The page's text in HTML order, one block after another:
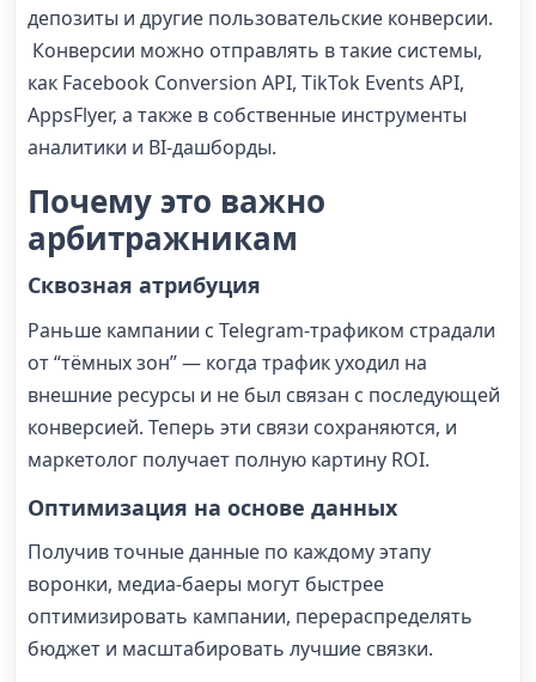
депозиты и другие пользовательские конверсии.
Конверсии можно отправлять в такие системы,
как Facebook Conversion API, TikTok Events API,
AppsFlyer, а также в собственные инструменты
аналитики и BI-дашборды.
Почему это важно
арбитражникам
Сквозная атрибуция
Раньше кампании с Telegram-трафиком страдали
от “тёмных зон” — когда трафик уходил на
внешние ресурсы и не был связан с последующей
конверсией. Теперь эти связи сохраняются, и
маркетолог получает полную картину ROI.
Оптимизация на основе данных
Получив точные данные по каждому этапу
воронки, медиа-баеры могут быстрее
оптимизировать кампании, перераспределять
бюджет и масштабировать лучшие связки.